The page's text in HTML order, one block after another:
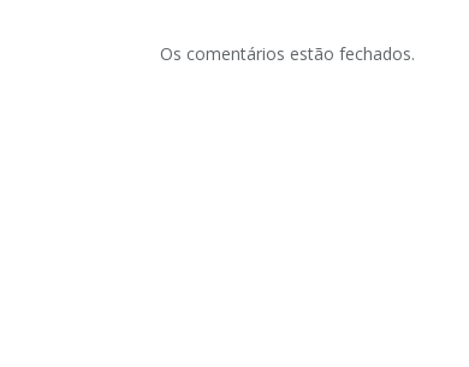
Os comentários estão fechados.